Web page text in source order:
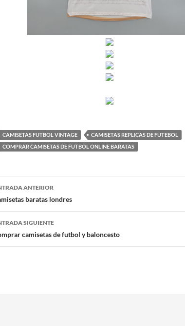
CAMISETAS FUTBOL VINTAGE
CAMISETAS REPLICAS DE FUTEBOL
COMPRAR CAMISETAS DE FUTBOL ONLINE BARATAS
ANTERIOR
baratas londres
SIGUIENTE
camisetas de futbol y baloncesto